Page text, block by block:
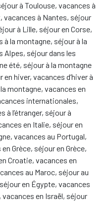
à Toulouse, vacances à
vacances à Nantes, séjour
à Lille, séjour en Corse,
à la montagne, séjour à la
Alpes, séjour dans les
été, séjour à la montagne
hiver, vacances d’hiver à
montagne, vacances en
internationales,
à l’étranger, séjour à
en Italie, séjour en
vacances au Portugal,
Grèce, séjour en Grèce,
Croatie, vacances en
au Maroc, séjour au
en Égypte, vacances
vacances en Israël, séjour